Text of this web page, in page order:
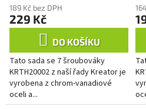
189 Kč bez DPH
229 Kč
DO KOŠÍKU
Tato sada se 7 šroubováky
KRTH20002 z naší řady Kreator je
vyrobena z chrom-vanadiové
oceli a...